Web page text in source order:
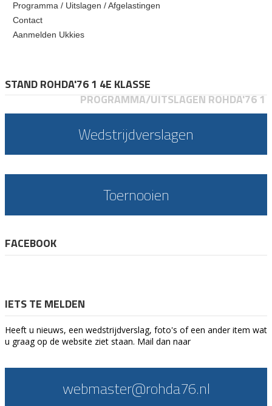
Programma / Uitslagen / Afgelastingen
Contact
Aanmelden Ukkies
STAND ROHDA'76 1 4E KLASSE
PROGRAMMA/UITSLAGEN ROHDA'76 1
Wedstrijdverslagen
Toernooien
FACEBOOK
IETS TE MELDEN
Heeft u nieuws, een wedstrijdverslag, foto's of een ander item wat
u graag op de website ziet staan. Mail dan naar
webmaster@rohda76.nl